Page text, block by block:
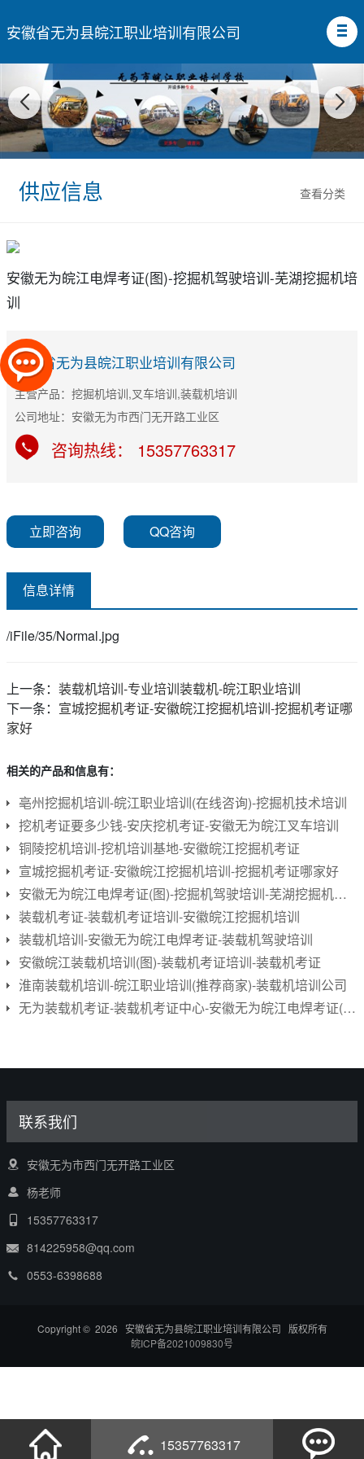
安徽省无为县皖江职业培训有限公司
查看分类
供应信息
安徽无为皖江电焊考证(图)-挖掘机驾驶培训-芜湖挖掘机培
训
安徽省无为县皖江职业培训有限公司
主营产品：挖掘机培训,叉车培训,装载机培训
公司地址：安徽无为市西门无开路工业区
咨询热线： 15357763317
立即咨询 QQ咨询
信息详情
/iFile/35/Normal.jpg
上一条： 装载机培训-专业培训装载机-皖江职业培训
下一条： 宣城挖掘机考证-安徽皖江挖掘机培训-挖掘机考证哪
家好
相关的产品和信息有：
亳州挖掘机培训-皖江职业培训(在线咨询)-挖掘机技术培训
挖机考证要多少钱-安庆挖机考证-安徽无为皖江叉车培训
铜陵挖机培训-挖机培训基地-安徽皖江挖掘机考证
宣城挖掘机考证-安徽皖江挖掘机培训-挖掘机考证哪家好
安徽无为皖江电焊考证(图)-挖掘机驾驶培训-芜湖挖掘机培训
装载机考证-装载机考证培训-安徽皖江挖掘机培训
装载机培训-安徽无为皖江电焊考证-装载机驾驶培训
安徽皖江装载机培训(图)-装载机考证培训-装载机考证
淮南装载机培训-皖江职业培训(推荐商家)-装载机培训公司
无为装载机考证-装载机考证中心-安徽无为皖江电焊考证(多图)
联系我们
安徽无为市西门无开路工业区
杨老师
15357763317
814225958@qq.com
0553-6398688
Copyright © 2026 安徽省无为县皖江职业培训有限公司 版权所有
皖ICP备2021009830号
15357763317